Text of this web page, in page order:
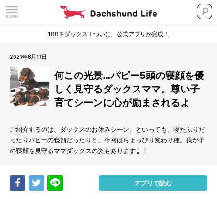
100％ダックス！ついに、公式アプリが完成！
2021年6月11日
何この光景…パピー5頭の寝顔を優
しく見守るダックスママ。尊い子
育てシーンに心が励まされるよ
ご紹介するのは、ダックスのお休みシーン。といっても、寝たふりだ
ったりパピーの寝顔だったりと、今回はちょっぴり変わり種。我が子
の寝顔を見守るママダックスの姿もありますよ！
Share Tweet アプリで読む